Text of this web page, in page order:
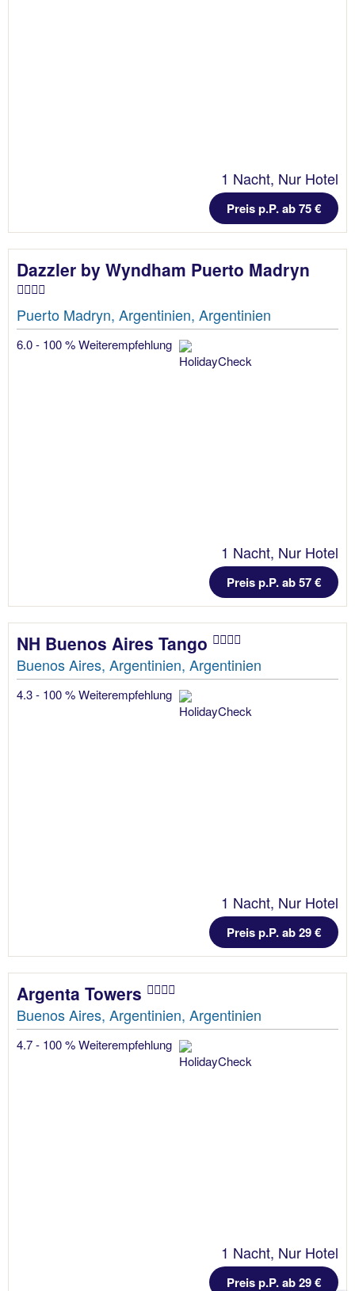
1 Nacht, Nur Hotel
Preis p.P. ab 75 €
Dazzler by Wyndham Puerto Madryn
Puerto Madryn, Argentinien, Argentinien
6.0 - 100 % Weiterempfehlung
1 Nacht, Nur Hotel
Preis p.P. ab 57 €
NH Buenos Aires Tango
Buenos Aires, Argentinien, Argentinien
4.3 - 100 % Weiterempfehlung
1 Nacht, Nur Hotel
Preis p.P. ab 29 €
Argenta Towers
Buenos Aires, Argentinien, Argentinien
4.7 - 100 % Weiterempfehlung
1 Nacht, Nur Hotel
Preis p.P. ab 29 €